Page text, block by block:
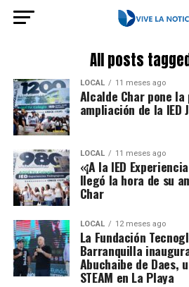
All posts
LOCAL 11 meses ago
Alcalde Char pone
ampliación de la IED
LOCAL 11 meses ago
«¡A la IED
llegó la hora de su
Char
LOCAL 12 meses ago
La Fundación
Barranquilla
Abuchaibe de Daes,
STEAM en La Playa